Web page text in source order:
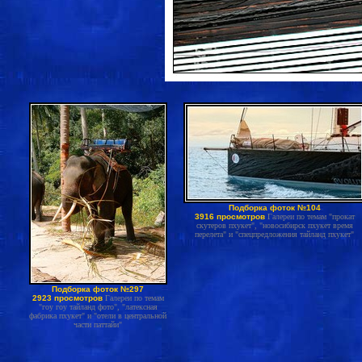
Подборка фоток №297
2923 просмотров Галереи по темам
"гоу гоу тайланд фото", "латексная
фабрика пхукет" и "отели в центральной
части паттайи"
Подборка фоток №104
3916 просмотров Галереи по темам "прокат
скутеров пхукет", "новосибирск пхукет время
перелета" и "спецпредложения тайланд пхукет"